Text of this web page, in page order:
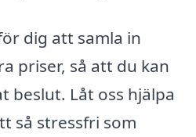
dig att samla in
priser, så att du kan
beslut. Låt oss hjälpa
så stressfri som